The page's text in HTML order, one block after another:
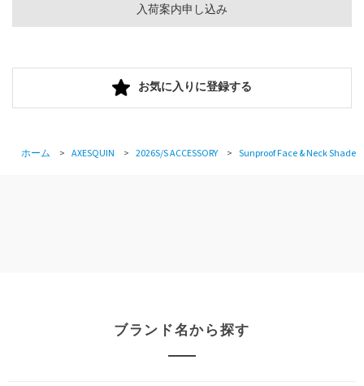
入荷案内申し込み
お気に入りに登録する
ホーム > AXESQUIN > 2026S/S ACCESSORY > Sunproof Face & Neck Shade
ブランド名から探す